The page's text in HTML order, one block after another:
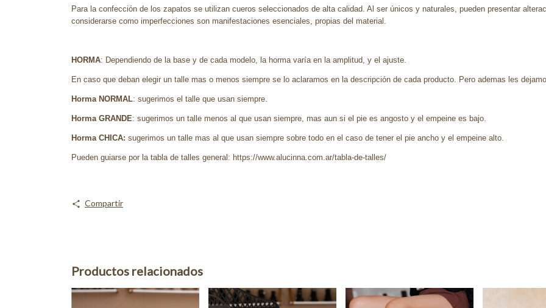
Para la confección de los zapatos se utilizan cueros seleccionados de alta calidad. Al ser únicos y naturales, pueden presentar
considerarse como imperfecciones son manifestaciones esenciales, propias del material.
HORMA: Dependiendo de la base y de cada modelo, la horma varía en la amplitud, y el ajuste.
En caso que deban elegir un talle mas o menos siempre se lo aclaramos en la descripción de cada producto. Pero ademas les
Horma NORMAL: sugerimos el talle que usan siempre.
Horma GRANDE: sugerimos un talle menos al que usan siempre, mas aun si el pie es angosto y el empeine es bajo.
Horma CHICA: sugerimos un talle mas al que usan siempre sobre todo en el caso de tener el pie ancho y el empeine alto.
Pueden guiarse por la tabla de talles general: https://www.alucinna.com.ar/tabla-de-talles/
Compartir
Productos relacionados